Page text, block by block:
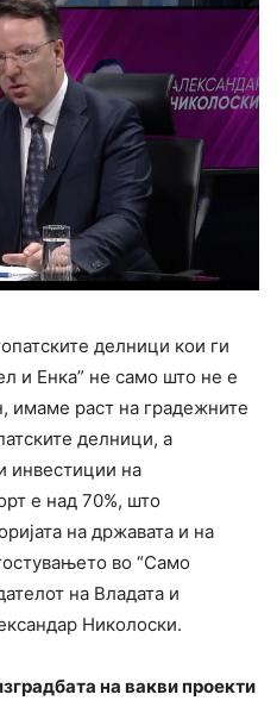
делници кои ги
и Енка” не само што не е
имаме раст на градежните
делници, а
инвестиции на
е над 70%, што
на државата и на
во “Само
на Владата и
Николоски.
на вакви проекти